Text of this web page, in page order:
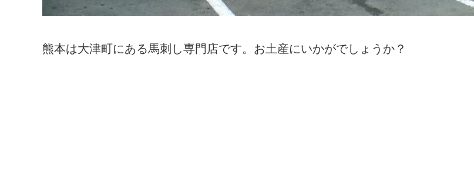
熊本は大津町にある馬刺し専門店です。お土産にいかがでしょうか？